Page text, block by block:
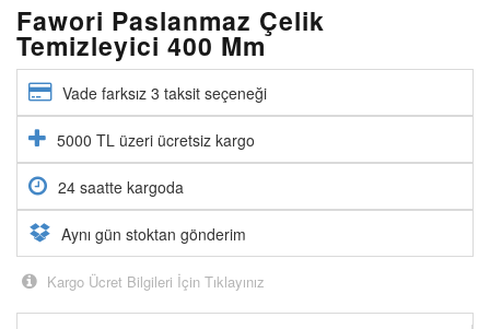
Fawori Paslanmaz Çelik
Temizleyici 400 Mm
Vade farksız 3 taksit seçeneği
5000 TL üzeri ücretsiz kargo
24 saatte kargoda
Aynı gün stoktan gönderim
Kargo Ücret Bilgileri İçin Tıklayınız